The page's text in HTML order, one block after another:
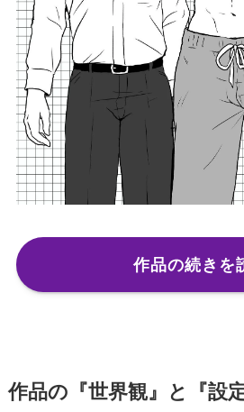
作品の続きを
作品の『世界観』と『設